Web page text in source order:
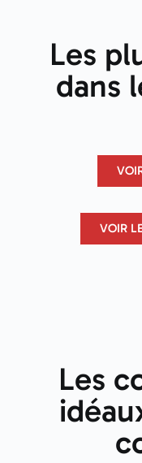
Les
dans
VOIR
Les